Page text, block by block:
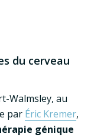
du cerveau
Walmsley, au
par Éric Kremer,
génique